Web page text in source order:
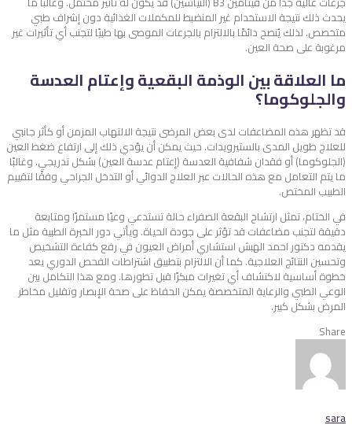
يحدث ذلك نتيجة الاستخدام غير المنضبط للمكملات الغذائية دون إشراف طبي
متخصص. لذلك يُنصح دائمًا بالالتزام بالجرعات الموصى بها طبيًا لتجنب أي تأثيرات غير
مرغوبة على صحة العين.
ما العلاقة بين الوذمة البقعية وإعتام العدسة
والجلوكوما؟
قد تظهر هذه المضاعفات لدى بعض المرضى نتيجة الالتهاب المزمن أو كأثر جانبي
للعلاج طويل المدى بالستيرويدات. حيث يمكن أن يؤدي ذلك إلى ارتفاع ضغط العين
(الجلوكوما) أو فقدان شفافية العدسة (إعتام عدسة العين) بشكل تدريجي. وغالبًا
ما يتم التعامل مع هذه الحالات عبر العلاج الدوائي أو التدخل الجراحي وفقًا لتقييم
الطبيب المختص.
في الختام، تمثل ارتشاح البقعة الصفراءحالة تستدعي وعيًا مستمرًا ومتابعة
دقيقة لتجنب مضاعفات قد تؤثر على جودة الحياة. ويأتي دور الخبرة الطبية مثل ما
يقدمه دكتور احمد الهبش استشاري أمراض العيون في رفع كفاءة التشخيص
وتحسين النتائج العلاجية. كما أن الالتزام بتطبيق اشتراطات الفحص الدورييعد
خطوة أساسية لاكتشاف أي تغيرات مبكرًا قبل تطورها. ومع هذا التكامل بين
الوعي الطبي والرعاية المتخصصة يمكن الحفاظ على صحة الإبصار وتقليل مخاطر
المرض بشكل كبير.
Share
sara